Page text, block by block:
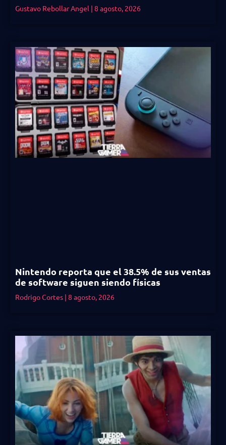
Gustavo Rebollar Angel 8 agosto, 2026
Nintendo reporta que el 38.5% de sus ventas
de software siguen siendo físicas
Rodrigo Cortes 8 agosto, 2026